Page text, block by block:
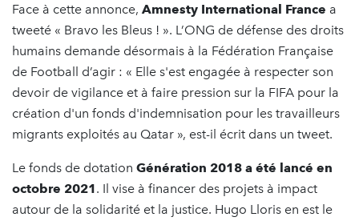
Face à cette annonce, Amnesty International France a
tweeté « Bravo les Bleus ! ». L’ONG de défense des droits
humains demande désormais à la Fédération Française
de Football d’agir : « Elle s'est engagée à respecter son
devoir de vigilance et à faire pression sur la FIFA pour la
création d'un fonds d'indemnisation pour les travailleurs
migrants exploités au Qatar », est-il écrit dans un tweet.
Le fonds de dotation Génération 2018 a été lancé en
octobre 2021. Il vise à financer des projets à impact
autour de la solidarité et la justice. Hugo Lloris en est le